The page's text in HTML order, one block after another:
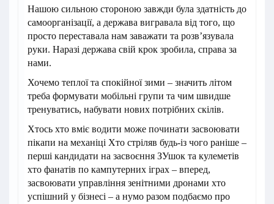
Нашою сильною стороною завжди була здатність до
самоорганізації, а держава вигравала від того, що
просто переставала нам заважати та розв’язувала
руки. Наразі держава свій крок зробила, справа за
нами.
Хочемо теплої та спокійної зими – значить літом
треба формувати мобільні групи та чим швидше
тренуватись, набувати нових потрібних скілів.
Хтось хто вміє водити може починати засвоювати
пікапи на механіці Хто стріляв будь-із чого раніше –
перші кандидати на засвоєння ЗУшок та кулеметів
хто фанатів по кампутерних іграх – вперед,
засвоювати управління зенітними дронами хто
успішний у бізнесі – а нумо разом подбаємо про